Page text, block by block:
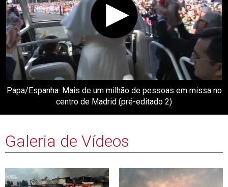
Papa/Espanha: Mais de um milhão de pessoas em missa no
centro de Madrid (pré-editado 2)
Galeria de Vídeos